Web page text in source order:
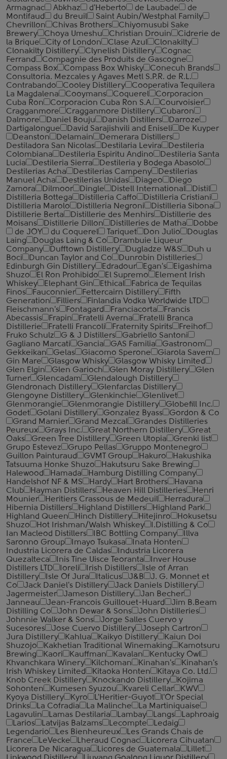
Armagnac
Abkhaz d'Heberto de Laubade
de
Montifaud
du Breuil
Saint Aubin/Westphal Family
Chevrillon
Chivas Brothers
Chiyomusubi Sake
Brewery
Choya Umeshu Christian Drouin
Cidrerie de
la Brique
City of London Clase Azul
Clonakilty
Clonakilty Distillery
Clynelish Distillery
Cognac
Ferrand
Compagnie des Produits de Gascogne
Compass Box
Compass Box Whisky
Conecuh Brands
Consultoria. Mezcales y Agaves Metl S.P.R. de R.L.
Contrabando
Cooley Distillery
Cooperativa Tequilera
La Magdalena
Cooymans Coquerel
Corporacion
Cuba Ron
Corporacion Cuba Ron S.A.
Courvoisier
Cragganmore
Cragganmore Distillery
Cubaron
Dalmore
Daniel Bouju Danish Distillers
Darroze
Dartigalongue
David Sarajishvili and Eniseli
De Kuyper
Deanston
Delamain
Demerara Distillers
Destiladora San Nicolas
Destilaria Levira
Destileria
Colombiana
Destileria Espiritu Andino
Destileria Santa
Lucia
Destileria Sierra
Destileria y Bodega Abasolo
Destilerias Acha
Destilerias Campeny
Destilerias
Manuel Acha
Destilerias Unidas Diageo
Diego
Zamora
Dilmoor Dingle Distell International
Distil
Distilleria Bottega
Distilleria Caffo
Distilleria Cristiani
Distilleria Marolo
Distilleria Negroni
Distilleria Sibona
Distillerie Berta
Distillerie des Menhirs
Distillerie des
Moisans
Distillerie Dillon Distilleries de Matha
Dobbe
de JOY
du Coquerel Tariquet Don Julio
Douglas
Laing
Douglas Laing & Co
Drambuie Liqueur
Company
Dufftown Distillery Dugladze W&S
Duh u
Boci
Duncan Taylor and Co
Dunrobin Distilleries
Edinburgh Gin Distillery
Edradour Egan's
Eigashima
Shuzo
El Ron Prohibido El Supremo
Element Irish
Whiskey
Elephant Gin Ethical
Fabrica de Tequilas
Finos
Fauconnier Fettercairn Distillery
Fifth
Generation
Filliers
Finlandia Vodka Worldwide LTD
Fleischmann's
Fontagard Franciacorta
Francis
Abecassis
Frapin Fratelli Averna
Fratelli Branca
Distillerie
Fratelli ‎Francoli Fraternity Spirits
Freihof
Fruko Schulz
G & J Distillers
Gabriello Santoni
Gagliano Marcati
Gancia GAS Familia
Gastronom
Gekkeikan
Gelas Giacomo Sperone
Giarola Savem
Gin Mare
Glasgow Whisky
Glasgow Whisky Limited
Glen Elgin
Glen Garioch Glen Moray Distillery
Glen
Turner
Glencadam
Glendalough Distillery
Glendronach Distillery
Glenfarclas Distillery
Glengoyne Distillery
Glenkinchie
Glenlivet
Glenmorangie
Glenmorangie Distillery
Globefill Inc.
Godet
Golani Distillery Gonzalez Byass
Gordon & Co
Grand Marnier
Grand Mezcal
Grandes Distilleries
Peureux
Grays Inc. Great Northern Distillery
Great
Oaks
Green Tree Distillery Green Utopia
Grenki list
Grupo Estevez
Grupo Pellas
Gruppo Montenegro
Guillon Painturaud
GVMT Group Hakuro
Hakushika
Tatsuuma Honke Shuzo
Hakutsuru Sake Brewing
Halewood
Hamada
Hamburg Distilling Company
Handelshof NF & MS
Hardy Hart Brothers
Havana
Club
Hayman Distillers Heaven Hill Distilleries
Henri
Mounier
Heritiers Crassous de Medeuil
Herradura
Hibernia Distillers
Highland Distillers
Highland Park
Highland Queen
Hinch Distillery Hitejinro
Hokusetsu
Shuzo
Hot Irishman/Walsh Whiskey
I.Distilling & Co
Ian Macleod Distillers
IBC Bottling Company
Illva
Saronno Group
Imayo Tsukasa
Inata Honten
Industria Licorera de Caldas
Industria Licorera
Quezalteca
Inis Tine Uisce Teoranta
Inver House
Distillers LTD
Ioreli Irish Distillers
Isle of Arran
Distillery
Isle Of Jura Italicus J&B
J. G. Monnet et
Co
Jack Daniel's Distillery
Jack Daniels Distillery
Jagermeister
Jameson Distillery
Jan Becher
Janneau
Jean-Francois Guillouet-Huard
Jim B.Beam
Distilling Co
John Dewar & Sons
John Distilleries
Johnnie Walker & Sons
Jorge Salles Cuervo y
Sucesores
Jose Cuervo Distillery
Joseph Cartron
Jura Distillery
Kahlua Kaikyo Distillery
Kaiun Doi
Shuzojo
Kakhetian Traditional Winemaking
Kamotsuru
Brewing
Kaori Kauffman Kavalan
Kentucky Owl
Khvanchkara Winery
Kilchoman Kinahan's
Kinahan's
Irish Whiskey Limited
Kitaoka Honten
Kitaya Co. Ltd.
Knob Creek Distillery
Knockando Distillery
Kojima
Sohonten
Kumesen Syuzou Kvareli Cellar
KWV
Kyoya Distillery
Kyro L'Heritier-Guyot
l'Or Special
Drinks
La Cofradia La Malinche
La Martiniquaise
Lagavulin
Lamas Destilaria Lambay Langs
Laphroaig
Larios
Latvijas Balzams Lecompte
Ledaig
Legendario
Les Bienheureux
Les Grands Chais de
France
LeVecke Lheraud Cognac
Licorera Cihuatan
Licorera De Nicaragua
Licores de Guatemala
Lillet